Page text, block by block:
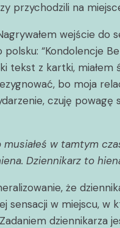
przychodzili na
wejście
“Kondolencje
z kartki, miałem
bo moja
czuję
w tamtym
Dziennikarz to
że
sensacji w miejscu,
dziennikarza